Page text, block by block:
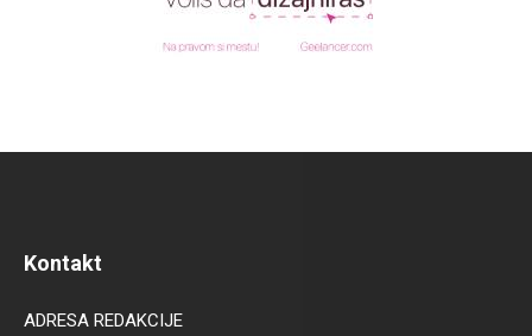
Kontakt
ADRESA REDAKCIJE